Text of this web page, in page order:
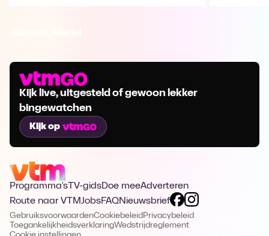
Kijk live, uitgesteld of gewoon lekker
bingewatchen
Kijk op
Programma's TV-gidsDoe meeAdverteren
Route naar VTMJobsFAQNieuwsbrief
GebruiksvoorwaardenCookiebeleid Privacybeleid
ToegankelijkheidsverklaringWedstrijdreglement